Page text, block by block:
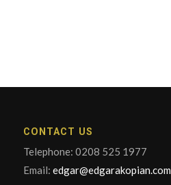
CONTACT US
Telephone: 0208 525 1977
Email: edgar@edgarakopian.com